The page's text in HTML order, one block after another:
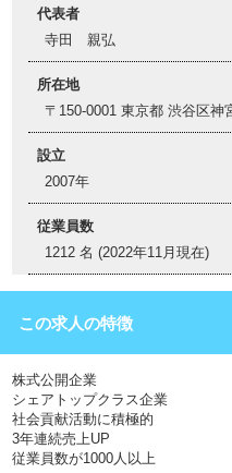
代表者
寺田 親弘
所在地
〒150-0001 東京都 渋谷区
設立
2007年
従業員数
1212 名 (2022年11月現在)
この求人の特徴
株式公開企業
シェアトップクラス企業
社会貢献活動に積極的
3年連続売上UP
従業員数が1000人以上